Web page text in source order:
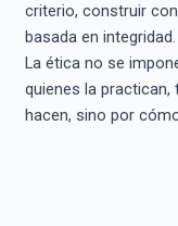
criterio, construir
basada en integridad.
La ética no se
quienes la
hacen, sino por